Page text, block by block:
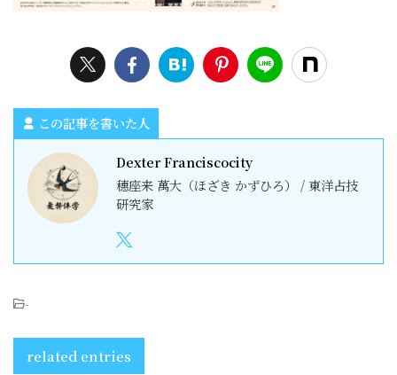
この記事を書いた人
Dexter Franciscocity
穗座来 萬大（ほざき かずひろ） / 東洋占技
研究家
-
related entries